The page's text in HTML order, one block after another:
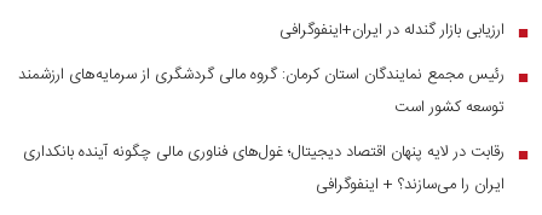
■ ارزیابی بازار گندله در ایران+اینفوگرافی
■
رئیس مجمع نمایندگان استان کرمان: گروه مالی گردشگری از سرمایه‌های ارزشمند
توسعه کشور است
■
رقابت در لایه پنهان اقتصاد دیجیتال؛ غول‌های فناوری مالی چگونه آینده بانکداری
ایران را می‌سازند؟ + اینفوگرافی